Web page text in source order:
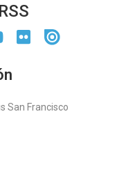
San Francisco